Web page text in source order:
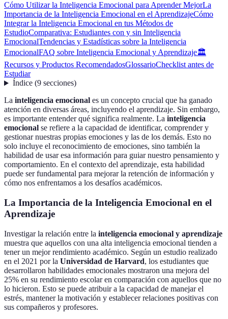
Cómo Utilizar la Inteligencia Emocional para Aprender MejorLa
Importancia de la Inteligencia Emocional en el AprendizajeCómo
Integrar la Inteligencia Emocional en tus Métodos de
EstudioComparativa: Estudiantes con y sin Inteligencia
EmocionalTendencias y Estadísticas sobre la Inteligencia
EmocionalFAQ sobre Inteligencia Emocional y Aprendizaje🏛️
Recursos y Productos RecomendadosGlossarioChecklist antes de
Estudiar
Índice(9 secciones)
La inteligencia emocional es un concepto crucial que ha ganado
atención en diversas áreas, incluyendo el aprendizaje. Sin embargo,
es importante entender qué significa realmente. La inteligencia
emocional se refiere a la capacidad de identificar, comprender y
gestionar nuestras propias emociones y las de los demás. Esto no
solo incluye el reconocimiento de emociones, sino también la
habilidad de usar esa información para guiar nuestro pensamiento y
comportamiento. En el contexto del aprendizaje, esta habilidad
puede ser fundamental para mejorar la retención de información y
cómo nos enfrentamos a los desafíos académicos.
La Importancia de la Inteligencia Emocional en el
Aprendizaje
Investigar la relación entre la inteligencia emocional y aprendizaje
muestra que aquellos con una alta inteligencia emocional tienden a
tener un mejor rendimiento académico. Según un estudio realizado
en el 2021 por la Universidad de Harvard, los estudiantes que
desarrollaron habilidades emocionales mostraron una mejora del
25% en su rendimiento escolar en comparación con aquellos que no
lo hicieron. Esto se puede atribuir a la capacidad de manejar el
estrés, mantener la motivación y establecer relaciones positivas con
sus compañeros y profesores.